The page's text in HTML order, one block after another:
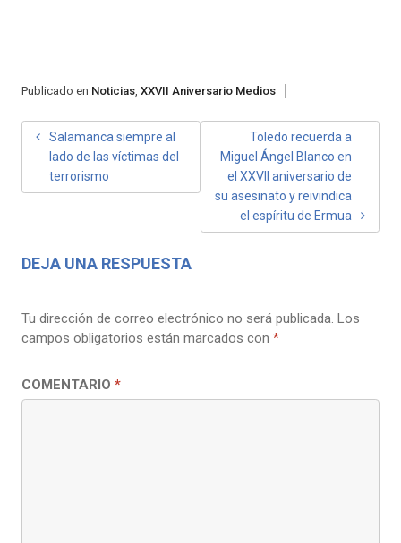
Publicado en Noticias, XXVII Aniversario Medios
NAVEGACIÓN
ENTRADAS
Salamanca siempre al
lado de las víctimas del
terrorismo
Toledo recuerda a
Miguel Ángel Blanco en
el XXVII aniversario de
su asesinato y reivindica
el espíritu de Ermua
DEJA UNA RESPUESTA
Tu dirección de correo electrónico no será publicada. Los
campos obligatorios están marcados con *
COMENTARIO *